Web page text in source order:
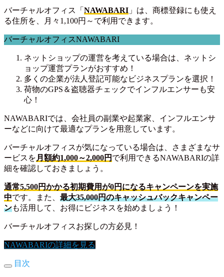
バーチャルオフィス「 NAWABARI 」は、商標登録にも使え
る住所を、月々1,100円～で利用できます。
バーチャルオフィスNAWABARI
ネットショップの運営を考えている場合は、ネットシ
ョップ運営プランがおすすめ！
多くの企業が法人登記可能なビジネスプランを選択！
荷物のGPS＆盗聴器チェックでインフルエンサーも安
心！
NAWABARIでは、会社員の副業や起業家、インフルエンサ
ーなどに向けて最適なプランを用意しています。
バーチャルオフィスが気になっている場合は、さまざまなサ
ービスを月額約1,000～2,000円 で利用できるNAWABARIの詳
細を確認しておきましょう。
通常5,500円かかる初期費用が0円になるキャンペーンを実施
中です。また、 最大35,000円のキャッシュバックキャンペー
ンも活用して、お得にビジネスを始めましょう！
バーチャルオフィスお探しの方必見！
NAWABARIの詳細を見る
目次